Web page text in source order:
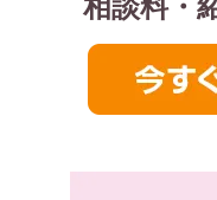
相談料・